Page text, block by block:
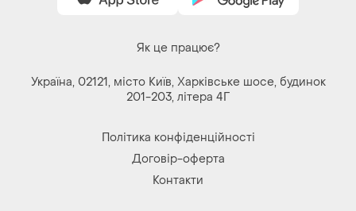
Як це працює?
Україна, 02121, місто Київ, Харківське шосе, будинок
201-203, літера 4Г
Політика конфіденційності
Договір-оферта
Контакти